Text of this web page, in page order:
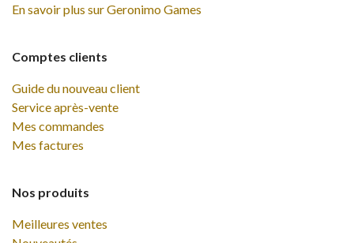
Comptes clients
Guide du nouveau client
Service après-vente
Mes commandes
Mes factures
Nos produits
Meilleures ventes
En savoir plus sur Geronimo Games